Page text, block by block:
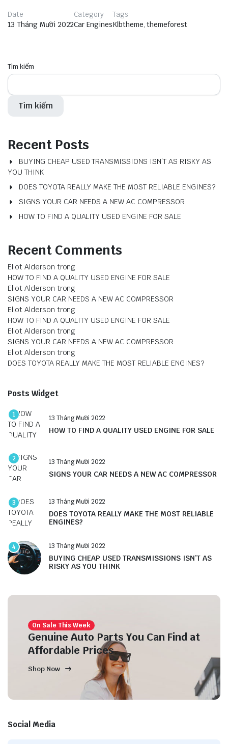
Date
13 Tháng Mười 2022
Category
Car Engines
Tags
Klbtheme, themeforest
Tìm kiếm
Tìm kiếm
Recent Posts
BUYING CHEAP USED TRANSMISSIONS ISN’T AS RISKY AS
YOU THINK
DOES TOYOTA REALLY MAKE THE MOST RELIABLE ENGINES?
SIGNS YOUR CAR NEEDS A NEW AC COMPRESSOR
HOW TO FIND A QUALITY USED ENGINE FOR SALE
Recent Comments
Eliot Alderson trong
HOW TO FIND A QUALITY USED ENGINE FOR SALE
Eliot Alderson trong
SIGNS YOUR CAR NEEDS A NEW AC COMPRESSOR
Eliot Alderson trong
HOW TO FIND A QUALITY USED ENGINE FOR SALE
Eliot Alderson trong
SIGNS YOUR CAR NEEDS A NEW AC COMPRESSOR
Eliot Alderson trong
DOES TOYOTA REALLY MAKE THE MOST RELIABLE ENGINES?
Posts Widget
1 13 Tháng Mười 2022
HOW TO FIND A QUALITY USED ENGINE FOR SALE
2 13 Tháng Mười 2022
SIGNS YOUR CAR NEEDS A NEW AC COMPRESSOR
3 13 Tháng Mười 2022
DOES TOYOTA REALLY MAKE THE MOST RELIABLE
ENGINES?
4 13 Tháng Mười 2022
BUYING CHEAP USED TRANSMISSIONS ISN’T AS
RISKY AS YOU THINK
On Sale This Week
Genuine Auto Parts You Can Find at
Affordable Prices
Shop Now
Social Media